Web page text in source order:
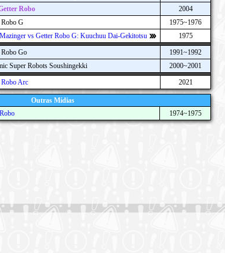
Robo 2004
Robo G
1975~1976
vs Getter Robo G: Kuuchuu Dai-Gekitotsu 1975
Robo Go
1991~1992
Super Robots Soushingekki
2000~2001
Robo Arc 2021
Outras Mídias
1974~1975